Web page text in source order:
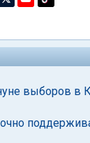
выборов в